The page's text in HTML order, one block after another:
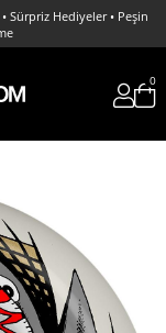
Sürpriz Hediyeler • Peşin
0